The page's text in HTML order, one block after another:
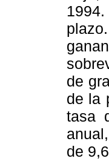
de
de la
tasa
de